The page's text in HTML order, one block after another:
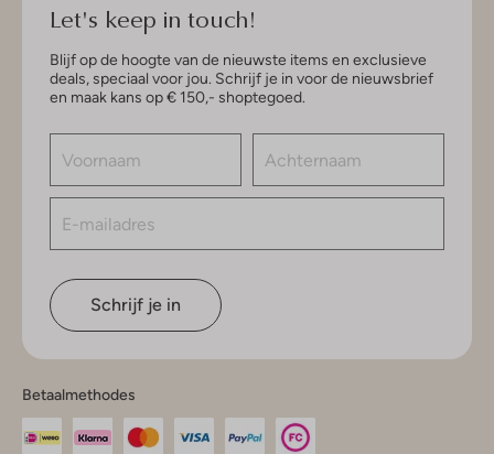
Let's keep in touch!
Blijf op de hoogte van de nieuwste items en exclusieve
deals, speciaal voor jou. Schrijf je in voor de nieuwsbrief
en maak kans op € 150,- shoptegoed.
Schrijf je in
Betaalmethodes